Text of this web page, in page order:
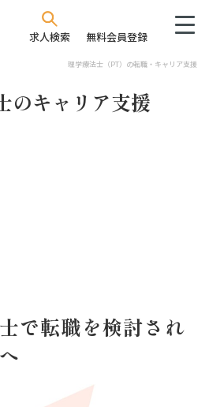
求人検索 無料会員登録
理学療法士（PT）の転職・キャリア支援
のキャリア支援
で転職を検討され